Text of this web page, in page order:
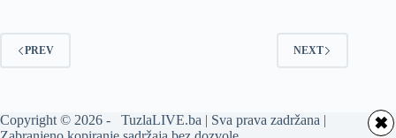
PREV NEXT
Copyright © 2026 - TuzlaLIVE.ba | Sva prava zadržana |
✖